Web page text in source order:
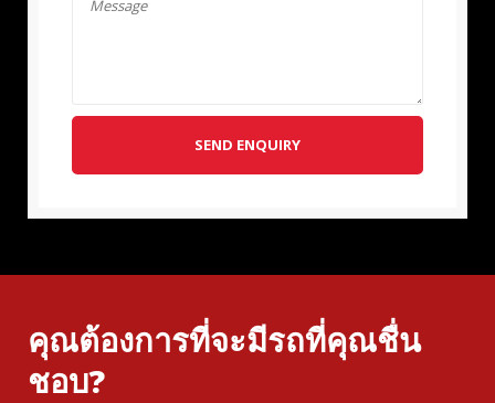
SEND ENQUIRY
คุณต้องการที่จะมีรถที่คุณชื่น
ชอบ?